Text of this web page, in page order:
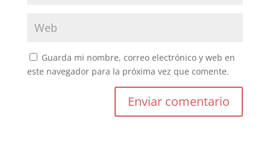
Guarda mi nombre, correo electrónico y web en
este navegador para la próxima vez que comente.